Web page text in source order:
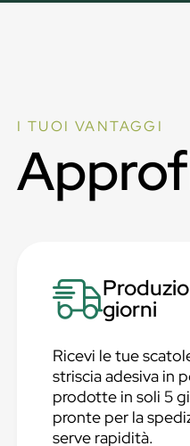
I TUOI VANTAGGI
giorni
Ricevi le tue
striscia adesiva in
prodotte in soli 5
pronte per la
serve rapidità.